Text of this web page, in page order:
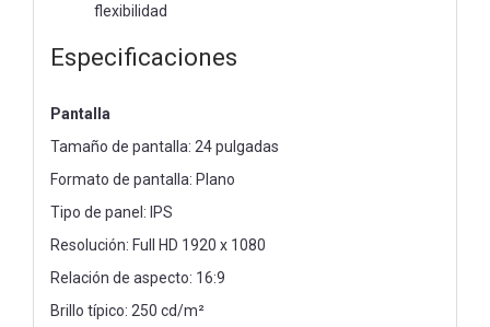
flexibilidad
Especificaciones
Pantalla
Tamaño de pantalla: 24 pulgadas
Formato de pantalla: Plano
Tipo de panel: IPS
Resolución: Full HD 1920 x 1080
Relación de aspecto: 16:9
Brillo típico: 250 cd/m²